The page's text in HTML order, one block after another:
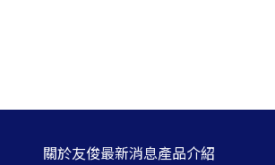
關於友俊最新消息產品介紹